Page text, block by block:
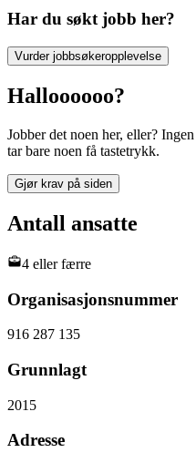
Har du søkt jobb her?
Vurder jobbsøkeropplevelse
Halloooooo?
Jobber det noen her, eller?
tar bare noen få tastetrykk.
Gjør krav på siden
Antall ansatte
4 eller færre
Organisasjonsnummer
916 287 135
Grunnlagt
2015
Adresse